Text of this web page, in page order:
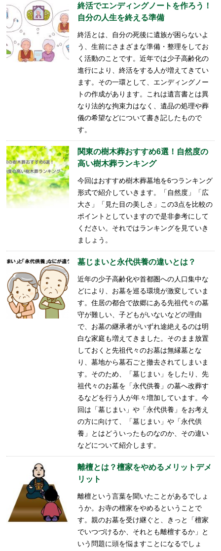
終活でエンディングノートを作ろう！
自分の人生を終える準備
終活とは、自分の死後に遺族が困らないよ
う、生前にさまざまな準備・整理をしてお
く活動のことです。近年では少子高齢化の
進行により、終活をする人が増えてきてい
ます。その一環として、エンディングノー
トの作成があります。これは遺言書とは異
なり法的な拘束力はなく、遺品の処理や葬
儀の希望などについて書き記したもので
す。
関東の樹木葬おすすめ6選！自然度の
高い樹木葬ランキング
今回はおすすめ樹木葬墓地を6つランキング
形式で紹介していきます。「自然度」「広
大さ」「見た目の美しさ」この3点を比較の
ポイントとしていますので是非参考にして
ください。それではランキングを見ていき
ましょう。
墓じまいと永代供養の違いとは？
近年の少子高齢化や首都圏への人口集中な
どにより、お墓を巡る環境が激変していま
す。住居の都合で故郷にある先祖代々の墓
守が難しい、子どもがいないなどの理由
で、お墓の継承者がいずれ途絶えるのは明
白な家庭も増えてきました。そのまま放置
しておくと先祖代々のお墓は無縁墓とな
り、墓地から墓石ごと撤去されてしまいま
す。そのため、「墓じまい」をしたり、先
祖代々のお墓を「永代供養」の墓へ改葬す
るなどを行う人が年々増加しています。今
回は「墓じまい」や「永代供養」をお考え
の方に向けて、「墓じまい」や「永代供
養」とはどういったものなのか、その違い
などについて紹介します。
離檀とは？檀家をやめるメリットデメ
リット
離檀という言葉を聞いたことがあるでしょ
うか。お寺の檀家をやめるということで
す。親のお墓を受け継ぐと、きっと「檀家
でいつづけるか、それとも離檀するか」と
いう問題に頭を悩ますことになるでしょ